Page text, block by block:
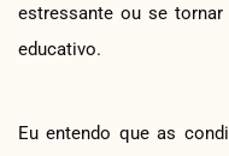
estressante ou se
educativo.
Eu entendo que as